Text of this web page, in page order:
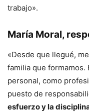
trabajo».
María Moral,
«Desde que llegué,
familia que formamos.
personal, como
puesto de
esfuerzo y la